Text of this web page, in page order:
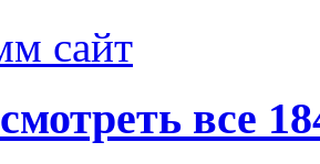
сайт
смотреть все